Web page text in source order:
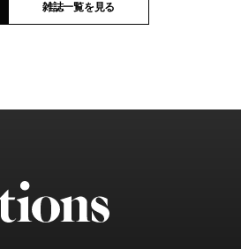
雑誌一覧を見る